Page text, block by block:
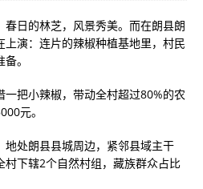
日的林芝，风景秀美。而在朗县朗
演：连片的辣椒种植基地里，村民
。
把小辣椒，带动全村超过80%的农
元。
处朗县县城周边，紧邻县域主干
下辖2个自然村组，藏族群众占比